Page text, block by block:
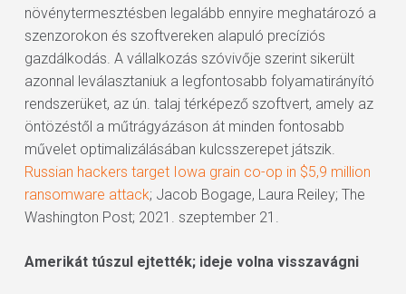
növénytermesztésben legalább ennyire meghatározó a
szenzorokon és szoftvereken alapuló precíziós
gazdálkodás. A vállalkozás szóvivője szerint sikerült
azonnal leválasztaniuk a legfontosabb folyamatirányító
rendszerüket, az ún. talaj térképező szoftvert, amely az
öntözéstől a műtrágyázáson át minden fontosabb
művelet optimalizálásában kulcsszerepet játszik.
Russian hackers target Iowa grain co-op in $5,9 million
ransomware attack; Jacob Bogage, Laura Reiley; The
Washington Post; 2021. szeptember 21.
Amerikát túszul ejtették; ideje volna visszavágni